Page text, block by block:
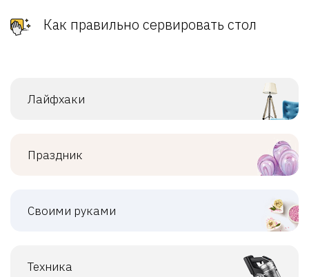
Как правильно сервировать стол
Лайфхаки
Праздник
Своими руками
Техника